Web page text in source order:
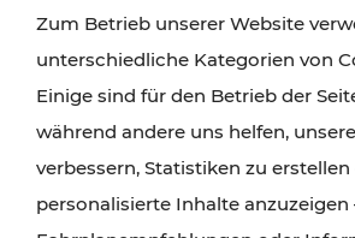
finden Sie hier im Überblick.
Zum Betrieb unserer Website
unterschiedliche Kategorien von
Einige sind für den Betrieb der
während andere uns helfen,
verbessern, Statistiken zu
personalisierte Inhalte anzuzeigen